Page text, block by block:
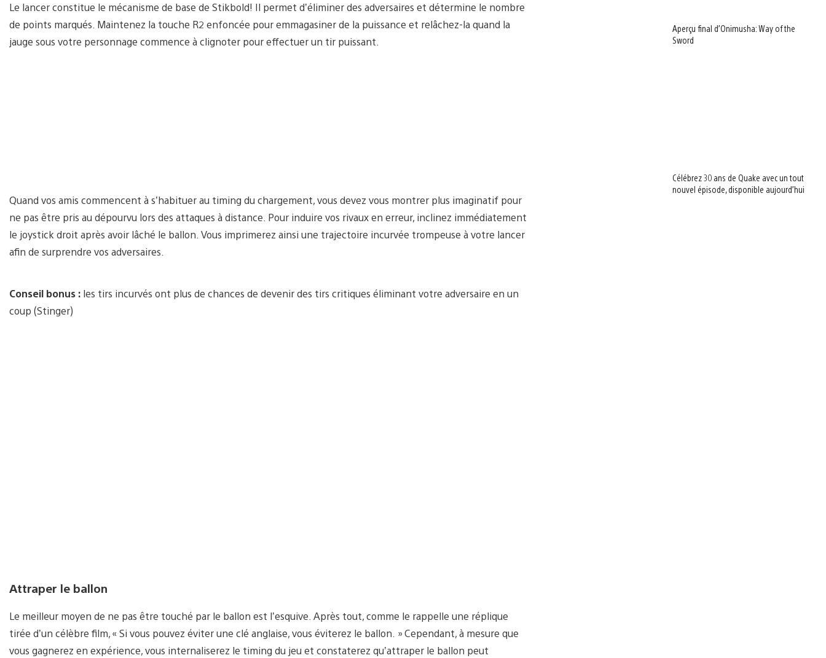
Le lancer constitue le mécanisme de base de Stikbold! Il permet d’éliminer des adversaires et détermine le nombre
de points marqués. Maintenez la touche R2 enfoncée pour emmagasiner de la puissance et relâchez-la quand la
jauge sous votre personnage commence à clignoter pour effectuer un tir puissant.
Quand vos amis commencent à s’habituer au timing du chargement, vous devez vous montrer plus imaginatif pour
ne pas être pris au dépourvu lors des attaques à distance. Pour induire vos rivaux en erreur, inclinez immédiatement
le joystick droit après avoir lâché le ballon. Vous imprimerez ainsi une trajectoire incurvée trompeuse à votre lancer
afin de surprendre vos adversaires.
Conseil bonus : les tirs incurvés ont plus de chances de devenir des tirs critiques éliminant votre adversaire en un
coup (Stinger)
Attraper le ballon
Le meilleur moyen de ne pas être touché par le ballon est l’esquive. Après tout, comme le rappelle une réplique
tirée d’un célèbre film, « Si vous pouvez éviter une clé anglaise, vous éviterez le ballon. » Cependant, à mesure que
vous gagnerez en expérience, vous internaliserez le timing du jeu et constaterez qu’attraper le ballon peut
Aperçu final d’Onimusha: Way of the
Sword
Célébrez 30 ans de Quake avec un tout
nouvel épisode, disponible aujourd’hui